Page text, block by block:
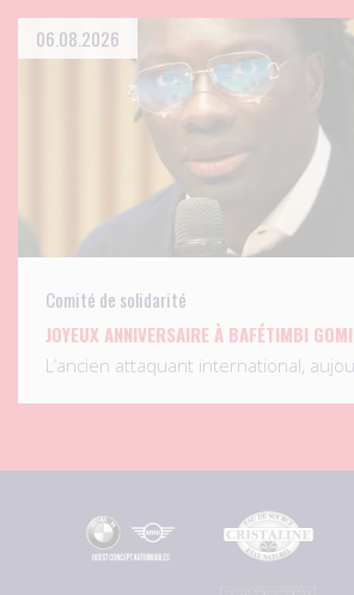
06.08.2026
Comité de solidarité
JOYEUX ANNIVERSAIRE À BAFÉTIMBI
L’ancien attaquant international,